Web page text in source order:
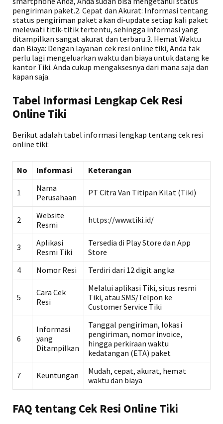
pengiriman paket.2. Cepat dan Akurat: Informasi tentang
status pengiriman paket akan di-update setiap kali paket
melewati titik-titik tertentu, sehingga informasi yang
ditampilkan sangat akurat dan terbaru.3. Hemat Waktu
dan Biaya: Dengan layanan cek resi online tiki, Anda tak
perlu lagi mengeluarkan waktu dan biaya untuk datang ke
kantor Tiki. Anda cukup mengaksesnya dari mana saja dan
kapan saja.
Tabel Informasi Lengkap Cek Resi
Online Tiki
Berikut adalah tabel informasi lengkap tentang cek resi
online tiki:
No Informasi Keterangan
1
Nama
Perusahaan
PT Citra Van Titipan Kilat (Tiki)
2
Website
Resmi
https://www.tiki.id/
3
Aplikasi
Resmi Tiki
Tersedia di Play Store dan App
Store
4
Nomor Resi Terdiri dari 12 digit angka
5
Cara Cek
Resi
Melalui aplikasi Tiki, situs resmi
Tiki, atau SMS/Telpon ke
Customer Service Tiki
6
Informasi
yang
Ditampilkan
Tanggal pengiriman, lokasi
pengiriman, nomor invoice,
hingga perkiraan waktu
kedatangan (ETA) paket
7 Keuntungan
Mudah, cepat, akurat, hemat
waktu dan biaya
FAQ tentang Cek Resi Online Tiki